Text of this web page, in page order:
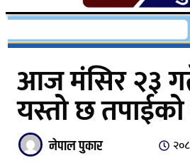
आज मंसिर २३
यस्तो छ
नेपाल पुकार